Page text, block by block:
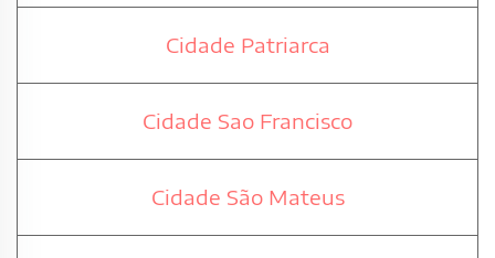
Cidade Patriarca
Cidade Sao Francisco
Cidade São Mateus